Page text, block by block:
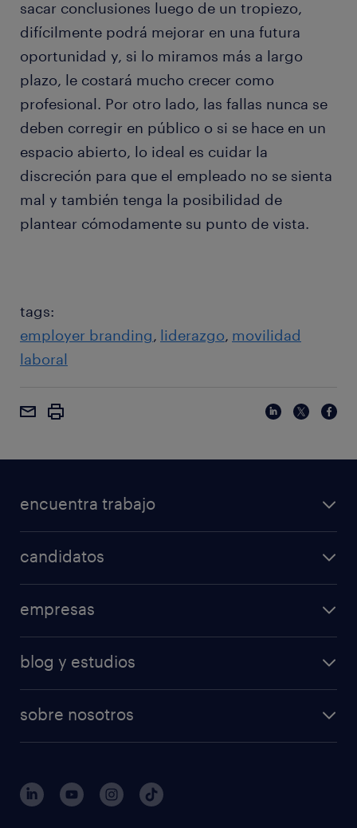
sacar conclusiones luego de un tropiezo,
difícilmente podrá mejorar en una futura
oportunidad y, si lo miramos más a largo
plazo, le costará mucho crecer como
profesional. Por otro lado, las fallas nunca se
deben corregir en público o si se hace en un
espacio abierto, lo ideal es cuidar la
discreción para que el empleado no se sienta
mal y también tenga la posibilidad de
plantear cómodamente su punto de vista.
tags:
employer branding liderazgo movilidad
laboral
encuentra trabajo
candidatos
empresas
blog y estudios
sobre nosotros